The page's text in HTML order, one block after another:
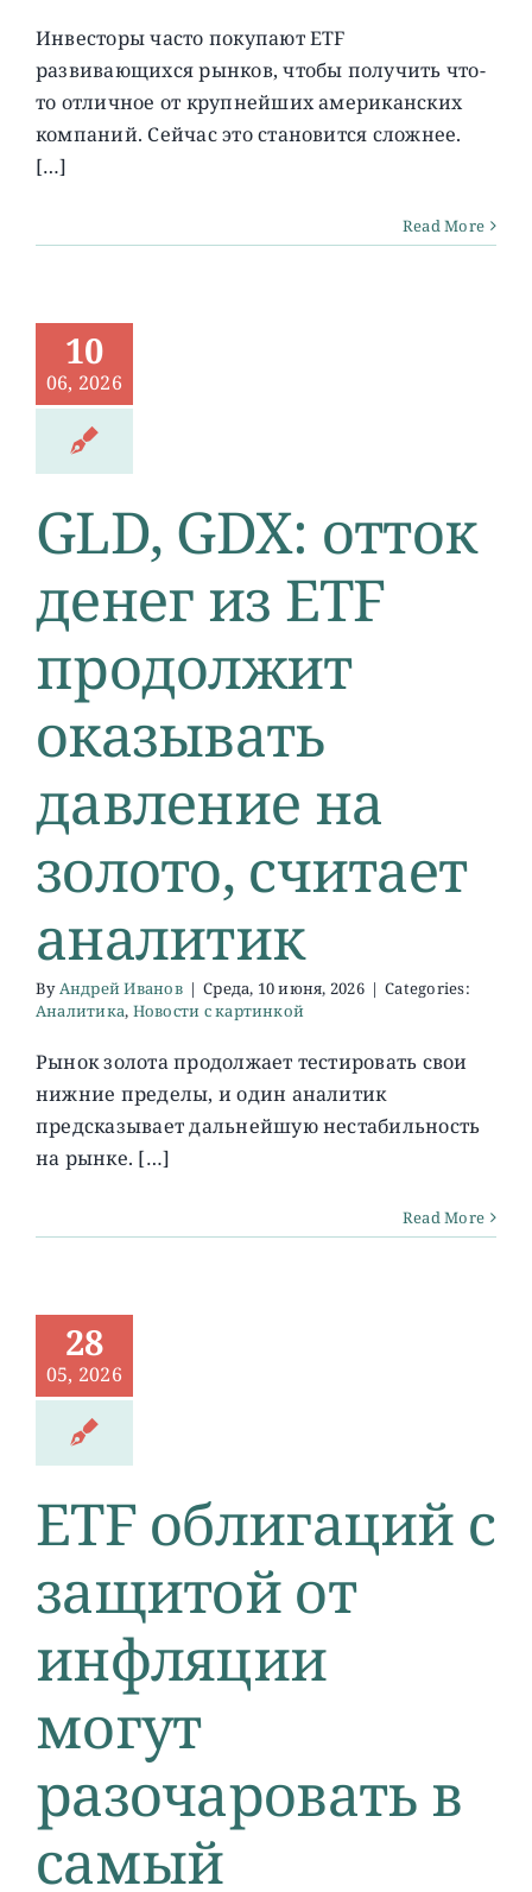
Инвесторы часто покупают ETF
развивающихся рынков, чтобы получить что-
то отличное от крупнейших американских
компаний. Сейчас это становится сложнее.
[…]
Read More
10
06, 2026
GLD, GDX: отток
денег из ETF
продолжит
оказывать
давление на
золото, считает
аналитик
ByАндрей Иванов | Среда, 10 июня, 2026 | Categories:
Аналитика, Новости с картинкой
Рынок золота продолжает тестировать свои
нижние пределы, и один аналитик
предсказывает дальнейшую нестабильность
на рынке. […]
Read More
28
05, 2026
ETF облигаций с
защитой от
инфляции
могут
разочаровать в
самый